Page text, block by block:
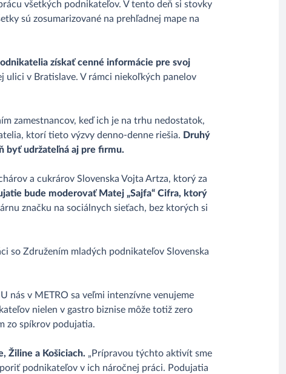
všetkých podnikateľov. V tento deň si stovky
sú zosumarizované na prehľadnej mape na
získať cenné informácie pre svoj
ulici v Bratislave. V rámci niekoľkých panelov
zamestnancov, keď ich je na trhu nedostatok,
ktorí tieto výzvy denno-denne riešia. Druhý
byť udržateľná aj pre firmu.
a cukrárov Slovenska Vojta Artza, ktorý za
bude moderovať Matej „Sajfa“ Cifra, ktorý
značku na sociálnych sieťach, bez ktorých si
so Združením mladých podnikateľov Slovenska
nás v METRO sa veľmi intenzívne venujeme
nielen v gastro biznise môže totiž zero
zo spíkrov podujatia.
Žiline a Košiciach. „Prípravou týchto aktivít sme
podnikateľov v ich náročnej práci. Podujatia